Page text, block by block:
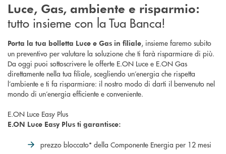
Luce, Gas, ambiente e risparmio:
tutto insieme con la Tua Banca!
Porta la tua bolletta Luce e Gas in filiale, insieme faremo subito
un preventivo per valutare la soluzione che ti farà risparmiare di più.
Da oggi puoi sottoscrivere le offerte E.ON Luce e E.ON Gas
direttamente nella tua filiale, scegliendo un’energia che rispetta
l’ambiente e ti fa risparmiare: il nostro modo di darti il benvenuto nel
mondo di un’energia efficiente e conveniente.
E.ON Luce Easy Plus
E.ON Luce Easy Plus ti garantisce:
prezzo bloccato* della Componente Energia per 12 mesi